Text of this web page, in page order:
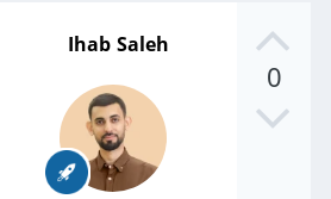
0
Ihab Saleh